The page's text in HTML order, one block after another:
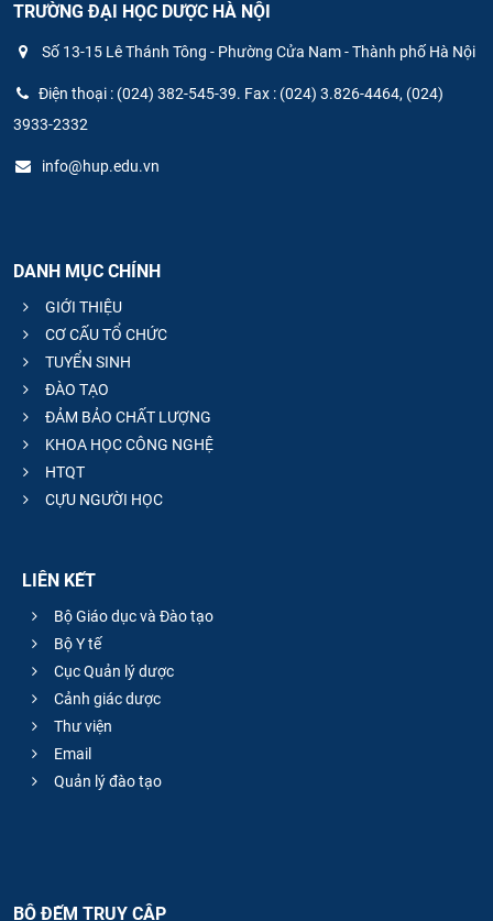
TRƯỜNG ĐẠI HỌC DƯỢC HÀ NỘI
Số 13-15 Lê Thánh Tông - Phường Cửa Nam - Thành phố Hà Nội
Điện thoại : (024) 382-545-39. Fax : (024) 3.826-4464, (024)
3933-2332
info@hup.edu.vn
DANH MỤC CHÍNH
GIỚI THIỆU
CƠ CẤU TỔ CHỨC
TUYỂN SINH
ĐÀO TẠO
ĐẢM BẢO CHẤT LƯỢNG
KHOA HỌC CÔNG NGHỆ
HTQT
CỰU NGƯỜI HỌC
LIÊN KẾT
Bộ Giáo dục và Đào tạo
Bộ Y tế
Cục Quản lý dược
Cảnh giác dược
Thư viện
Email
Quản lý đào tạo
BỘ ĐẾM TRUY CẬP